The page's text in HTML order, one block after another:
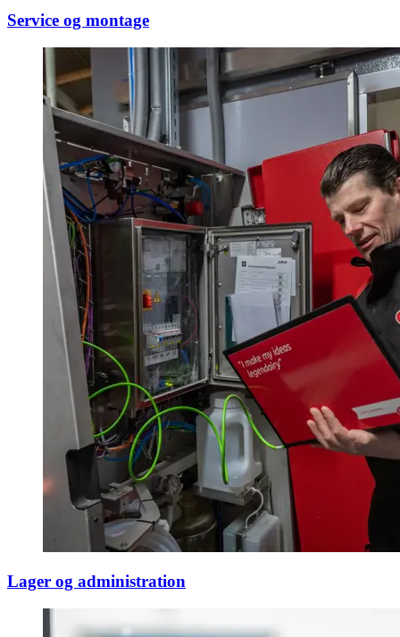
Service og montage
Lager og administration